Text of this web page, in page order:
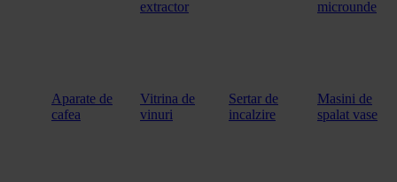
extractor
microunde
Aparate de
cafea
Vitrina de
vinuri
Sertar de
incalzire
Masini de
spalat vase